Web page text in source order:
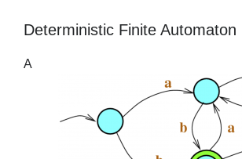
Deterministic Finite Automaton
A